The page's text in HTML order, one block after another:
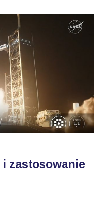
i zastosowanie